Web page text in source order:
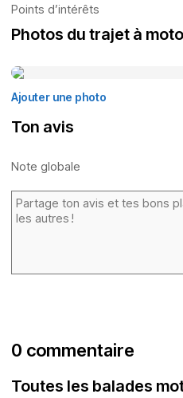
Points d’intérêts
Photos du trajet à moto
Ajouter une photo
Ton avis
Note globale
0 commentaire
Toutes les balades